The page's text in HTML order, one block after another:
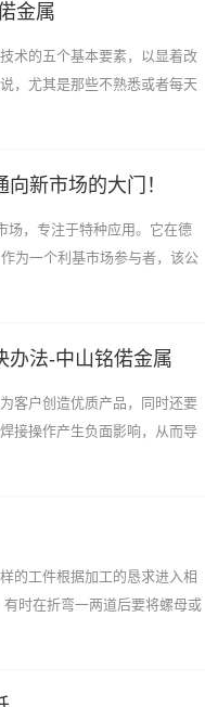
金属
五个基本要素，以显着改
尤其是那些不熟悉或者每天
新市场的大门！
场，专注于特种应用。它在德
为一个利基市场参与者，该公
办法-中山铭偌金属
户创造优质产品，同时还要
接操作产生负面影响，从而导
工件根据加工的恳求进入相
时在折弯一两道后要将螺母或